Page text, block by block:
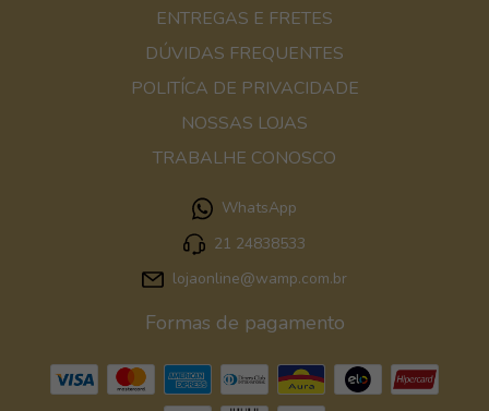
ENTREGAS E FRETES
DÚVIDAS FREQUENTES
POLITÍCA DE PRIVACIDADE
NOSSAS LOJAS
TRABALHE CONOSCO
WhatsApp
21 24838533
lojaonline@wamp.com.br
Formas de pagamento